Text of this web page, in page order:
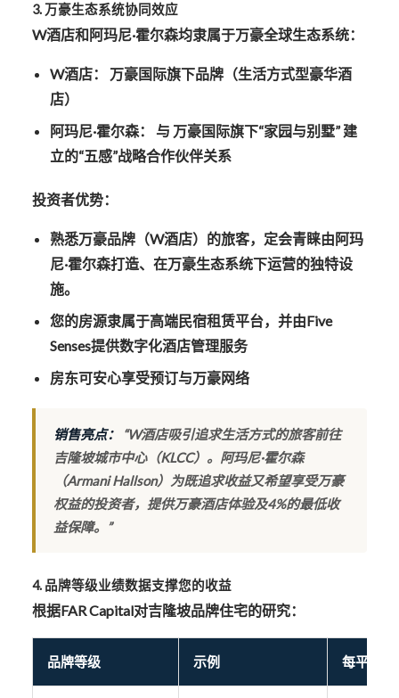
3. 万豪生态系统协同效应
W酒店和阿玛尼·霍尔森均隶属于万豪全球生态系统：
W酒店：
万豪国际旗下品牌（生活方式型豪华酒
店）
阿玛尼·霍尔森：
与 万豪国际旗下“家园与别墅”建
立的“五感”战略合作伙伴关系
投资者优势：
熟悉万豪品牌（W酒店）的旅客，定会青睐由阿玛
尼·霍尔森打造、在万豪生态系统下运营的独特设
施。
您的房源隶属于高端民宿租赁平台，并由Five
Senses提供数字化酒店管理服务
房东可安心享受预订与万豪网络
销售亮点：
“W酒店吸引追求生活方式的旅客前往
吉隆坡城市中心（KLCC）。阿玛尼·霍尔森
（Armani Hallson）为既追求收益又希望享受万豪
权益的投资者，提供万豪酒店体验及4%的最低收
益保障。”
4. 品牌等级业绩数据支撑您的收益
根据FAR Capital对吉隆坡品牌住宅的研究：
品牌等级 示例 每平方